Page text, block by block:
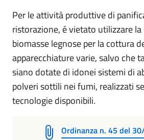
Per le attività produttive di
ristorazione, é vietato utilizzare
biomasse legnose per la cottura
apparecchiature varie, salvo che
siano dotate di idonei sistemi di
polveri sottili nei fumi, realizzati
tecnologie disponibili.
Ordinanza n. 45 del